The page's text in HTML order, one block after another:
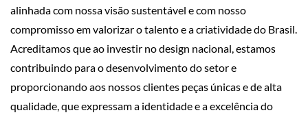
alinhada com nossa visão sustentável e com nosso
compromisso em valorizar o talento e a criatividade do Brasil.
Acreditamos que ao investir no design nacional, estamos
contribuindo para o desenvolvimento do setor e
proporcionando aos nossos clientes peças únicas e de alta
qualidade, que expressam a identidade e a excelência do